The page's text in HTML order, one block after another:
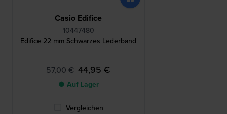
Casio Edifice
10447480
Edifice 22 mm Schwarzes Lederband
57,00 € 44,95 €
● Auf Lager
Vergleichen